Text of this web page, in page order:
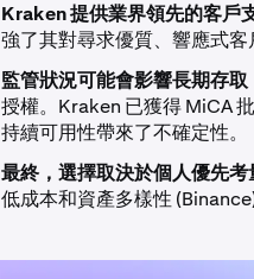
Kraken 提供業界領先的客戶
強了其對尋求優質、響應式客
監管狀況可能會影響長期存取
授權。Kraken 已獲得 MiCA
持續可用性帶來了不確定性。
最終，選擇取決於個人優先考
低成本和資產多樣性 (Binance)